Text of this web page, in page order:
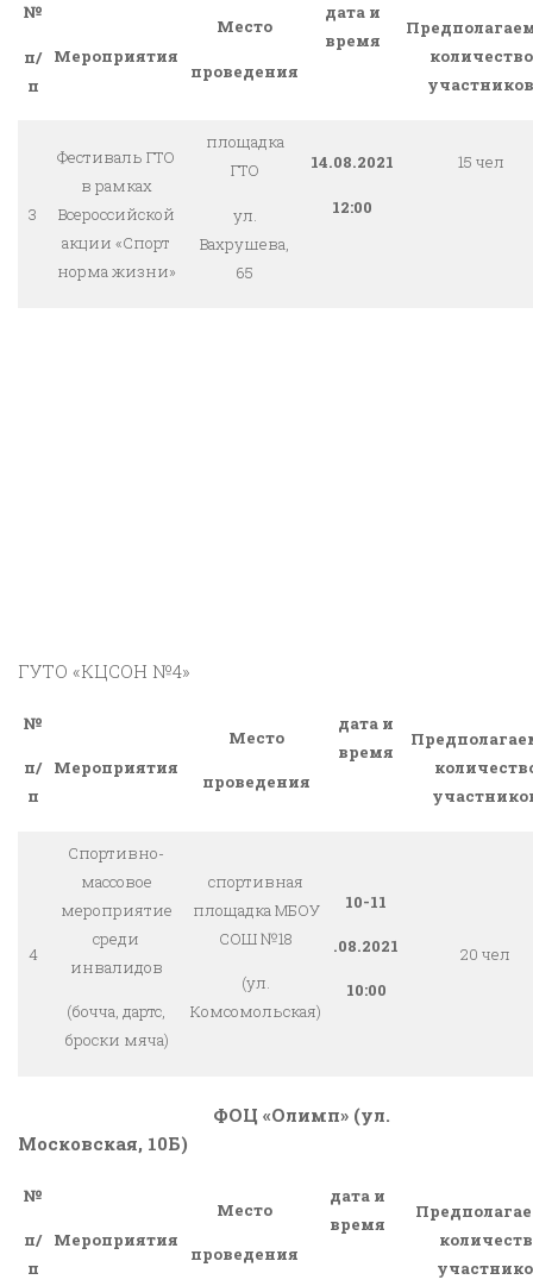
№
п/
п
Мероприятия
Место
проведения
дата и
время
количество
участников
3
Фестиваль ГТО
в рамках
Всероссийской
акции «Спорт
норма жизни»
площадка
ГТО
ул.
Вахрушева,
65
14.08.2021
12:00
15 чел
ГУТО «КЦСОН №4»
№
п/
п
Мероприятия
Место
проведения
дата и
время
4
Спортивно-
массовое
мероприятие
среди
инвалидов
(бочча, дартс,
броски мяча)
спортивная
площадка МБОУ
СОШ №18
(ул.
Комсомольская)
10-11
.08.2021
10:00
20 чел
ФОЦ «Олимп» (ул.
Московская, 10Б)
№
п/
п
Мероприятия
Место
проведения
дата и
время